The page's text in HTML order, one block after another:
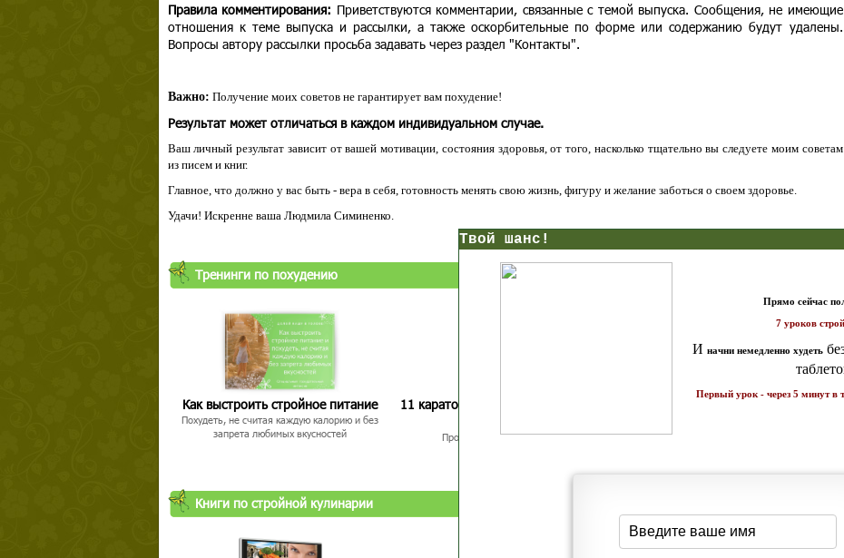
Правила комментирования: Приветствуются комментарии, связанные с темой выпуска. Сообщения, не имеющие
отношения к теме выпуска и рассылки, а также оскорбительные по форме или содержанию будут удалены.
Вопросы автору рассылки просьба задавать через раздел "Контакты".
Важно: Получение моих советов не гарантирует вам похудение!
Результат может отличаться в каждом индивидуальном случае.
Ваш личный результат зависит от вашей мотивации, состояния здоровья, от того, насколько тщательно вы следуете моим советам
из писем и книг.
Главное, что должно у вас быть - вера в себя, готовность менять свою жизнь, фигуру и желание заботься о своем здоровье.
Удачи! Искренне ваша Людмила Симиненко.
Тренинги по похудению
Как выстроить стройное питание
Похудеть, не считая каждую калорию и без
запрета любимых вкусностей
11 каратов стройности для занятых
Простая система похудения
Как запустить жиросжигание за 7
Книги по стройной кулинарии
начни немедленно худеть
без голодных диет и
Первый урок - через 5 минут в твоем почтовом ящике!